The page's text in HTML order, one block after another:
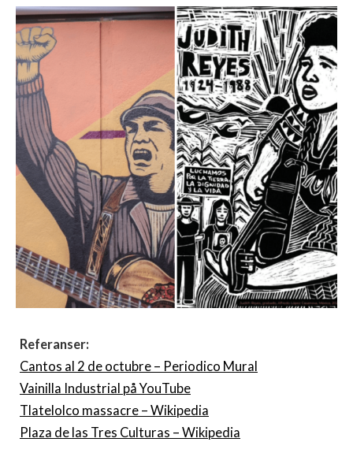
Referanser:
Cantos al 2 de octubre – Periodico Mural
Vainilla Industrial på YouTube
Tlatelolco massacre – Wikipedia
Plaza de las Tres Culturas – Wikipedia